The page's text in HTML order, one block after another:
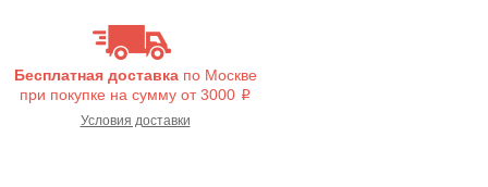
Бесплатная доставкапо Москве
при покупке на сумму от 3000 i
Условия доставки